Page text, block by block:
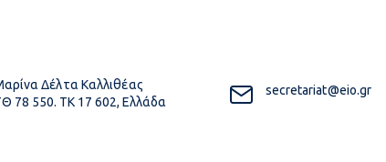
Δέλτα Καλλιθέας
78 550. ΤΚ 17 602, Ελλάδα
secretariat@eio.gr